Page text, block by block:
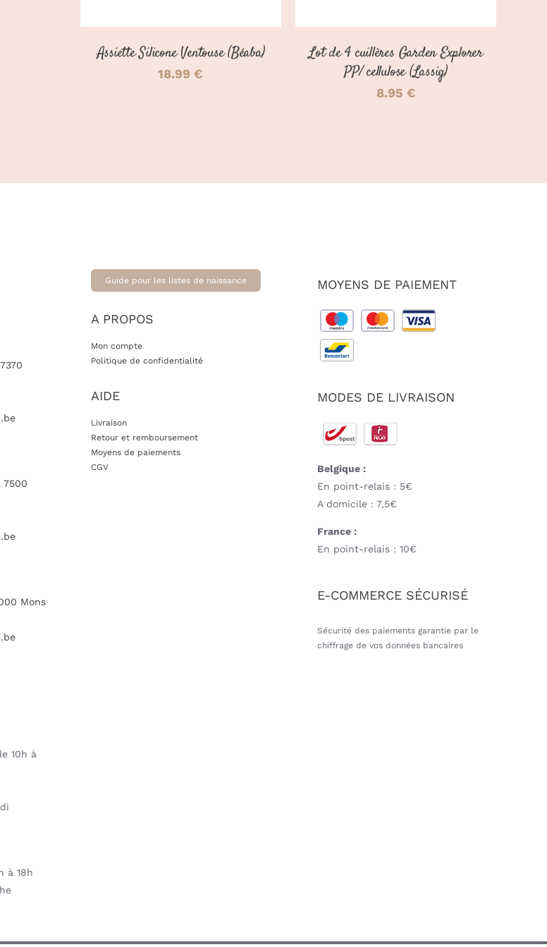
CHOISIES
LA
Assiette Silicone Ventouse (Béaba)
18.99€
Lot de 4 cuillères Garden Explorer
PP/ cellulose (Lassig)
8.95 €
7500
Mons
10h à
à 18h
Guide pour les listes de naissance
A PROPOS
Mon compte
Politique de confidentialité
AIDE
Livraison
Retour et remboursement
Moyens de paiements
CGV
MOYENS DE PAIEMENT
MODES DE LIVRAISON
Belgique :
En point-relais : 5€
A domicile : 7,5€
France :
En point-relais : 10€
E-COMMERCE SÉCURISÉ
Sécurité des paiements garantie par le
chiffrage de vos données bancaires